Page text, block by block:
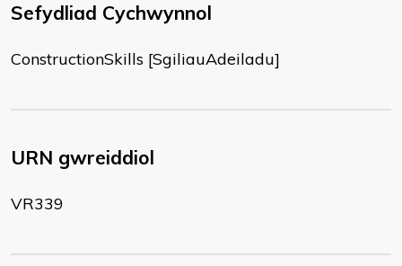
Sefydliad Cychwynnol
ConstructionSkills [SgiliauAdeiladu]
URN gwreiddiol
VR339